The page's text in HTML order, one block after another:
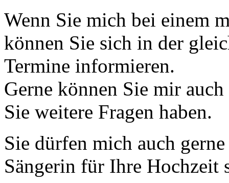
Wenn Sie mich bei einem
können Sie sich in der
Termine informieren.
Gerne können Sie mir
Sie weitere Fragen haben.
Sie dürfen mich auch
Sängerin für Ihre Hochzeit